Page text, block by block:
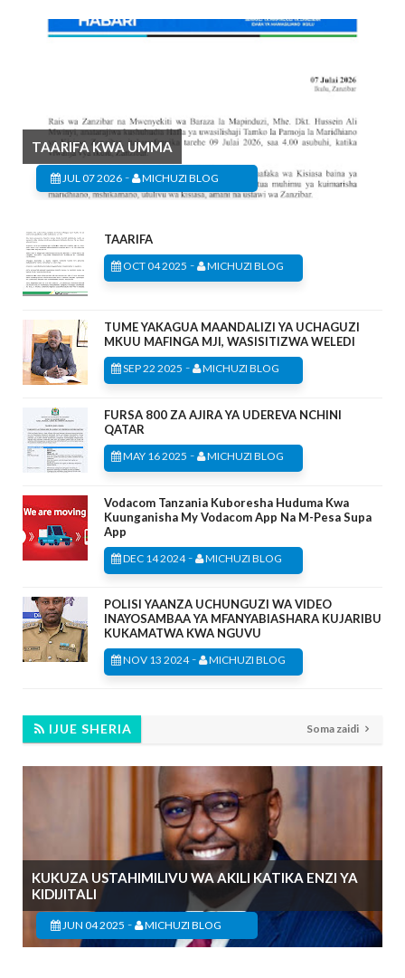
TAARIFA KWA UMMA
JUL 07 2026 - MICHUZI BLOG
TAARIFA
OCT 04 2025 - MICHUZI BLOG
TUME YAKAGUA MAANDALIZI YA UCHAGUZI
MKUU MAFINGA MJI, WASISITIZWA WELEDI
SEP 22 2025 - MICHUZI BLOG
FURSA 800 ZA AJIRA YA UDEREVA NCHINI
QATAR
MAY 16 2025 - MICHUZI BLOG
Vodacom Tanzania Kuboresha Huduma Kwa
Kuunganisha My Vodacom App Na M-Pesa Supa
App
DEC 14 2024- MICHUZI BLOG
POLISI YAANZA UCHUNGUZI WA VIDEO
INAYOSAMBAA YA MFANYABIASHARA KUJARIBU
KUKAMATWA KWA NGUVU
NOV 13 2024- MICHUZI BLOG
IJUE SHERIA Soma zaidi
KUKUZA USTAHIMILIVU WA AKILI KATIKA ENZI YA
KIDIJITALI
JUN 04 2025 - MICHUZI BLOG